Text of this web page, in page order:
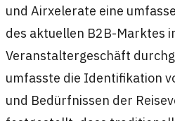
und Airxelerate eine
des aktuellen B2B-Marktes
Veranstaltergeschäft
umfasste die Identifikation
und Bedürfnissen der